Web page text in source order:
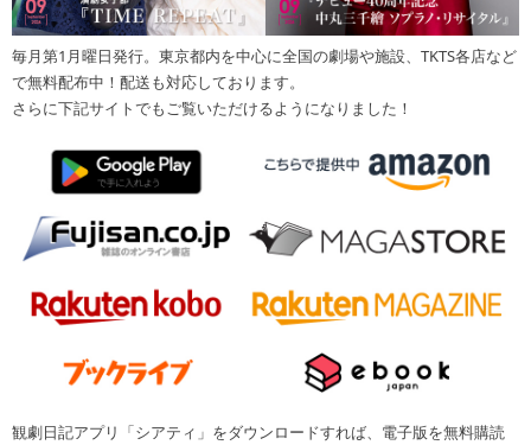
毎月第1月曜日発行。東京都内を中心に全国の劇場や施設、TKTS各店など
で無料配布中！配送も対応しております。
さらに下記サイトでもご覧いただけるようになりました！
観劇日記アプリ「シアティ」をダウンロードすれば、電子版を無料購読